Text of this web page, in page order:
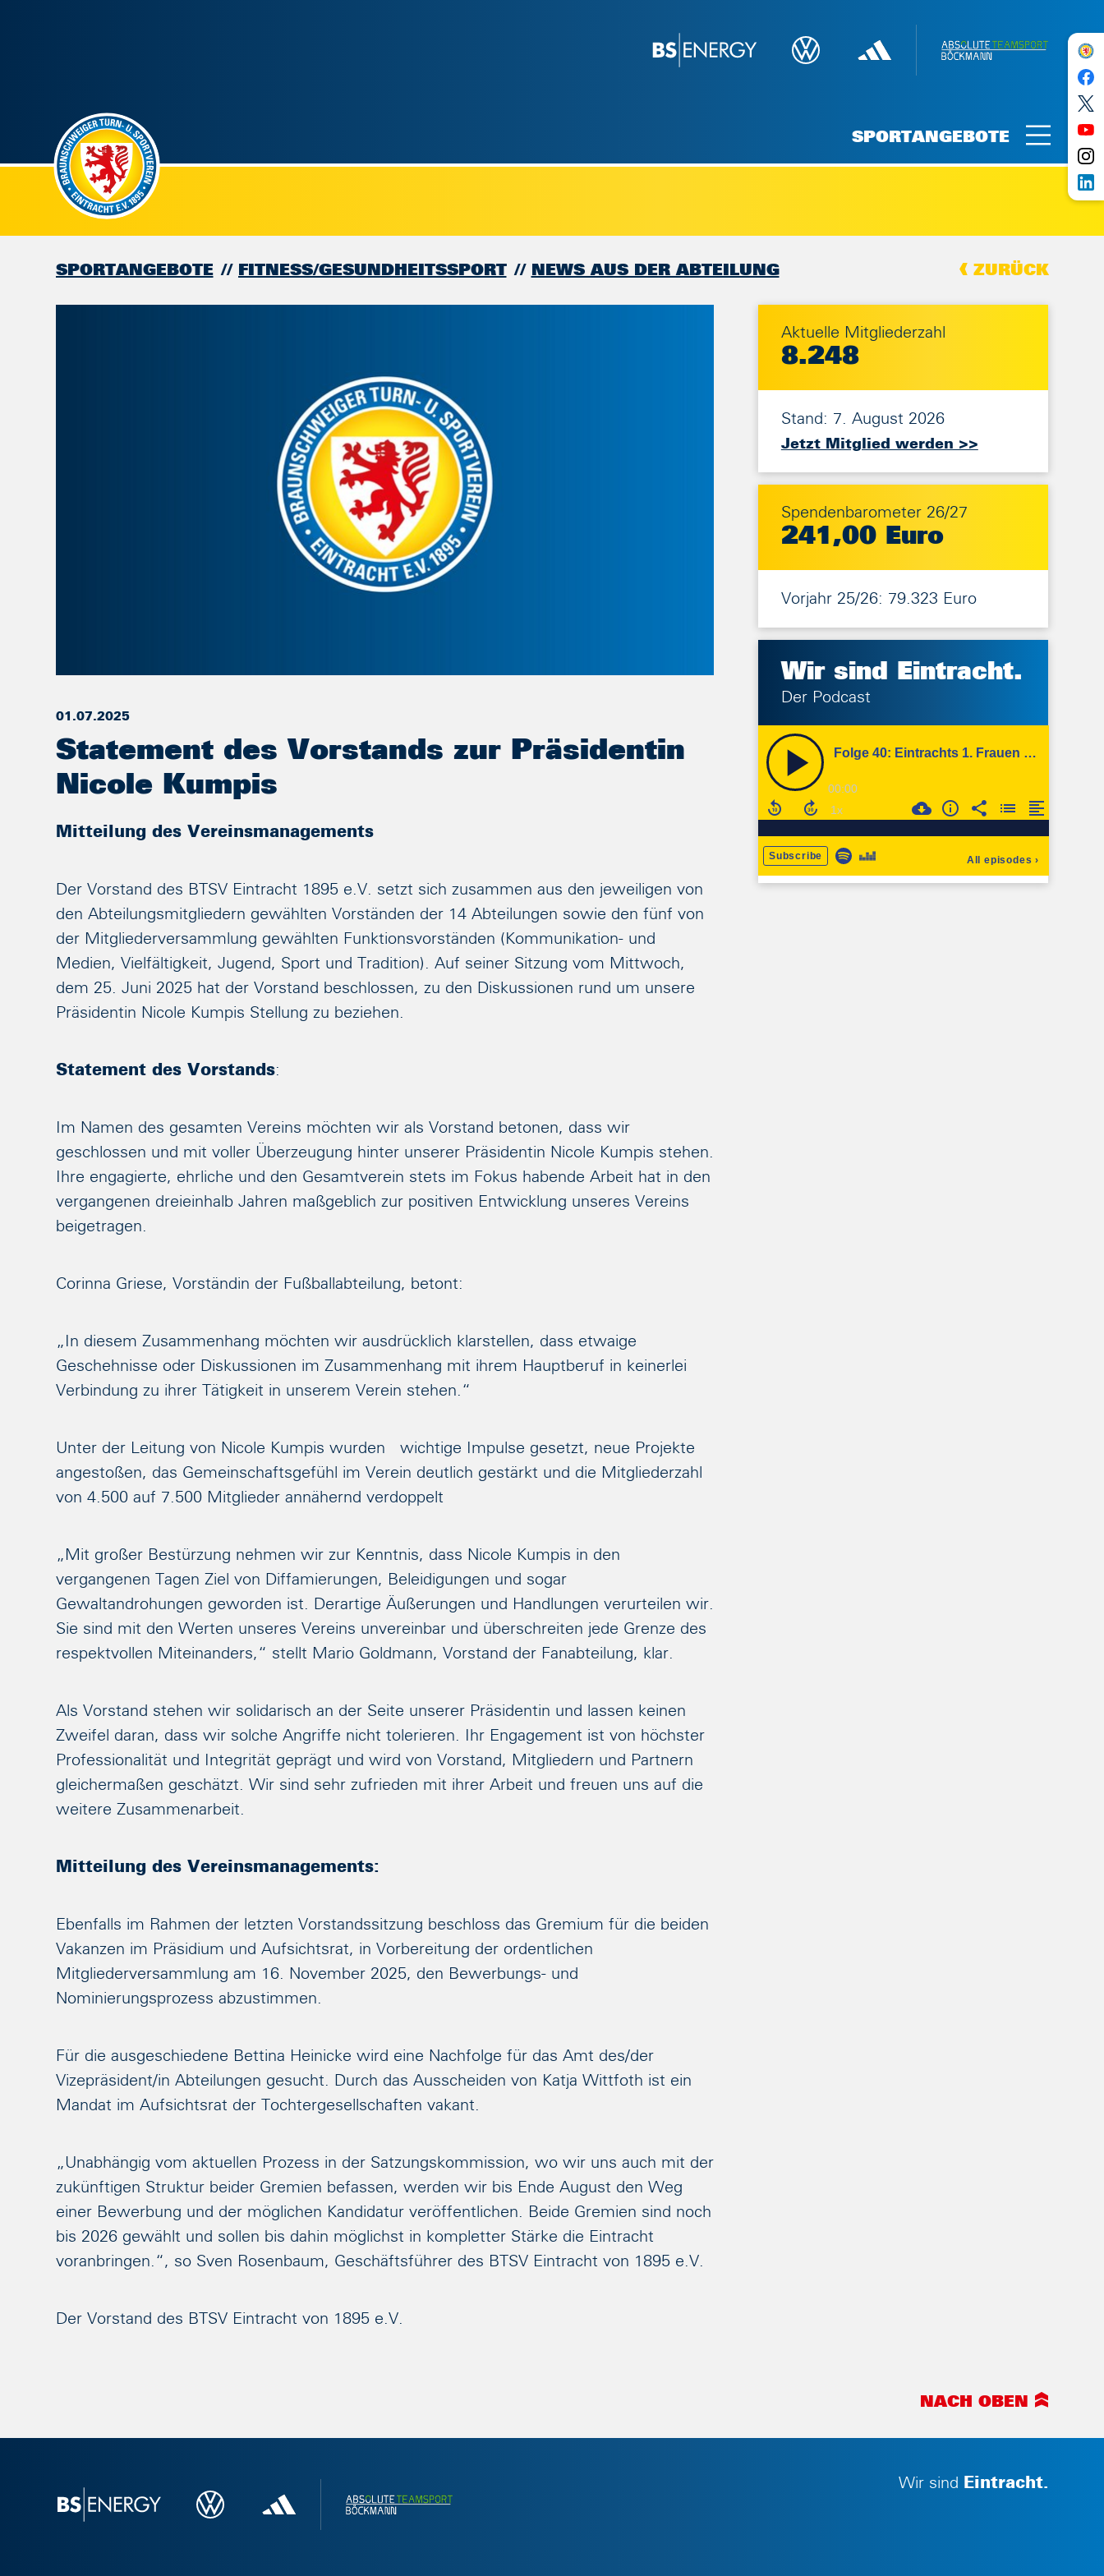
SPORTANGEBOTE
SPORTANGEBOTE FITNESS/GESUNDHEITSSPORT NEWS AUS DER ABTEILUNG ZURÜCK
01.07.2025
Statement des Vorstands zur Präsidentin
Nicole Kumpis
Mitteilung des Vereinsmanagements
Der Vorstand des BTSV Eintracht 1895 e.V. setzt sich zusammen aus den jeweiligen von
den Abteilungsmitgliedern gewählten Vorständen der 14 Abteilungen sowie den fünf von
der Mitgliederversammlung gewählten Funktionsvorständen (Kommunikation- und
Medien, Vielfältigkeit, Jugend, Sport und Tradition). Auf seiner Sitzung vom Mittwoch,
dem 25. Juni 2025 hat der Vorstand beschlossen, zu den Diskussionen rund um unsere
Präsidentin Nicole Kumpis Stellung zu beziehen.
Statement des Vorstands:
Im Namen des gesamten Vereins möchten wir als Vorstand betonen, dass wir
geschlossen und mit voller Überzeugung hinter unserer Präsidentin Nicole Kumpis stehen.
Ihre engagierte, ehrliche und den Gesamtverein stets im Fokus habende Arbeit hat in den
vergangenen dreieinhalb Jahren maßgeblich zur positiven Entwicklung unseres Vereins
beigetragen.
Corinna Griese, Vorständin der Fußballabteilung, betont:
„In diesem Zusammenhang möchten wir ausdrücklich klarstellen, dass etwaige
Geschehnisse oder Diskussionen im Zusammenhang mit ihrem Hauptberuf in keinerlei
Verbindung zu ihrer Tätigkeit in unserem Verein stehen.“
Unter der Leitung von Nicole Kumpis wurden wichtige Impulse gesetzt, neue Projekte
angestoßen, das Gemeinschaftsgefühl im Verein deutlich gestärkt und die Mitgliederzahl
von 4.500 auf 7.500 Mitglieder annähernd verdoppelt
„Mit großer Bestürzung nehmen wir zur Kenntnis, dass Nicole Kumpis in den
vergangenen Tagen Ziel von Diffamierungen, Beleidigungen und sogar
Gewaltandrohungen geworden ist. Derartige Äußerungen und Handlungen verurteilen wir.
Sie sind mit den Werten unseres Vereins unvereinbar und überschreiten jede Grenze des
respektvollen Miteinanders,“ stellt Mario Goldmann, Vorstand der Fanabteilung, klar.
Als Vorstand stehen wir solidarisch an der Seite unserer Präsidentin und lassen keinen
Zweifel daran, dass wir solche Angriffe nicht tolerieren. Ihr Engagement ist von höchster
Professionalität und Integrität geprägt und wird von Vorstand, Mitgliedern und Partnern
gleichermaßen geschätzt. Wir sind sehr zufrieden mit ihrer Arbeit und freuen uns auf die
weitere Zusammenarbeit.
Mitteilung des Vereinsmanagements:
Ebenfalls im Rahmen der letzten Vorstandssitzung beschloss das Gremium für die beiden
Vakanzen im Präsidium und Aufsichtsrat, in Vorbereitung der ordentlichen
Mitgliederversammlung am 16. November 2025, den Bewerbungs- und
Nominierungsprozess abzustimmen.
Für die ausgeschiedene Bettina Heinicke wird eine Nachfolge für das Amt des/der
Vizepräsident/in Abteilungen gesucht. Durch das Ausscheiden von Katja Wittfoth ist ein
Mandat im Aufsichtsrat der Tochtergesellschaften vakant.
„Unabhängig vom aktuellen Prozess in der Satzungskommission, wo wir uns auch mit der
zukünftigen Struktur beider Gremien befassen, werden wir bis Ende August den Weg
einer Bewerbung und der möglichen Kandidatur veröffentlichen. Beide Gremien sind noch
bis 2026 gewählt und sollen bis dahin möglichst in kompletter Stärke die Eintracht
voranbringen.“, so Sven Rosenbaum, Geschäftsführer des BTSV Eintracht von 1895 e.V.
Der Vorstand des BTSV Eintracht von 1895 e.V.
Aktuelle Mitgliederzahl
8.248
Stand: 7. August 2026
Jetzt Mitglied werden >>
Spendenbarometer 26/27
241,00 Euro
Vorjahr 25/26: 79.323 Euro
Wir sind Eintracht.
Der Podcast
NACH OBEN
Wir sind Eintracht.